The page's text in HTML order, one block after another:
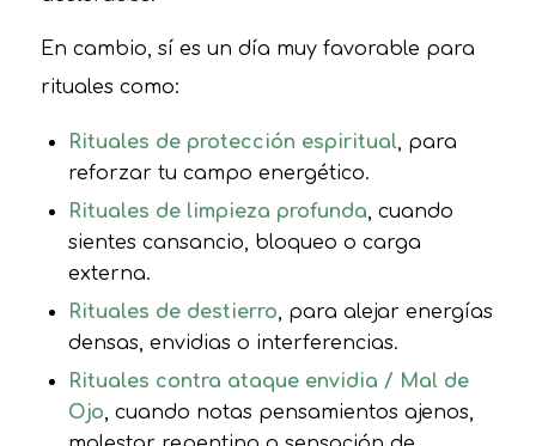
En cambio, sí es un día muy favorable para
rituales como:
Rituales de protección espiritual, para
reforzar tu campo energético.
Rituales de limpieza profunda, cuando
sientes cansancio, bloqueo o carga
externa.
Rituales de destierro, para alejar energías
densas, envidias o interferencias.
Rituales contra ataque envidia / Mal de
Ojo, cuando notas pensamientos ajenos,